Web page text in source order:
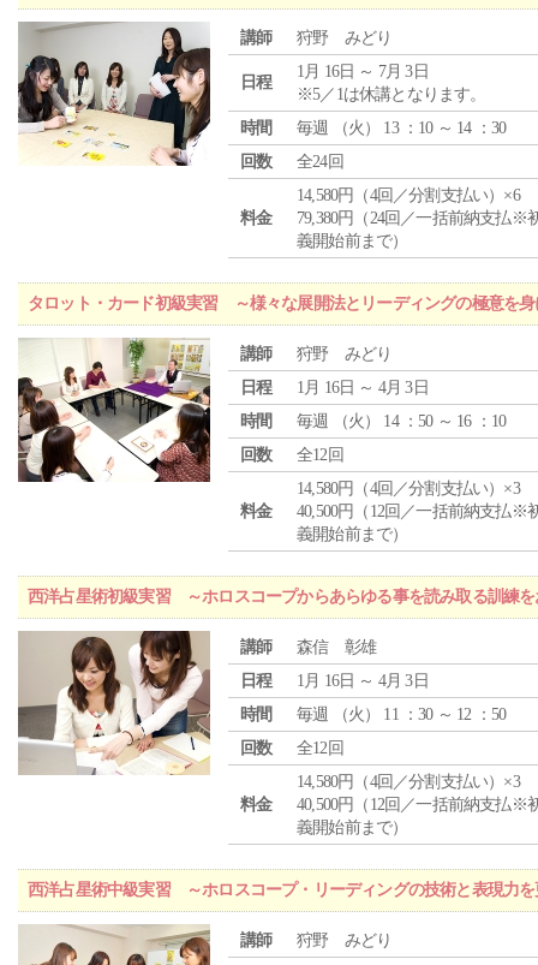
講師 狩野 みどり
日程
1月 16日 ～ 7月 3日
※5／1は休講となります。
時間
毎週 （火 ） 13 ：10 ～ 14 ：30
回数
全24回
料金
14,580円（4回／分割支払い）×6
79,380円（24回／一括前納支払※
義開始前まで）
タロット・カード初級実習 ～様々な展開法とリーディングの極意を身
講師
狩野 みどり
日程
1月 16日 ～ 4月 3日
時間
毎週 （火 ） 14 ：50 ～ 16 ：10
回数
全12回
料金
14,580円（4回／分割支払い）×3
40,500円（12回／一括前納支払※
義開始前まで）
西洋占星術初級実習 ～ホロスコープからあらゆる事を読み取る訓練を
講師
森信 彰雄
日程
1月 16日 ～ 4月 3日
時間
毎週 （火 ） 11 ：30 ～ 12 ：50
回数
全12回
料金
14,580円（4回／分割支払い）×3
40,500円（12回／一括前納支払※
義開始前まで）
西洋占星術中級実習 ～ホロスコープ・リーディングの技術と表現力
講師 狩野 みどり